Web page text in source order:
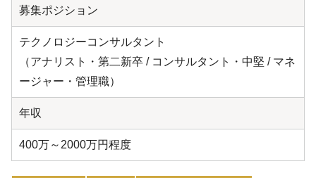
募集ポジション
テクノロジーコンサルタント
（アナリスト・第二新卒 / コンサルタント・中堅 / マネ
ージャー・管理職）
年収
400万～2000万円程度